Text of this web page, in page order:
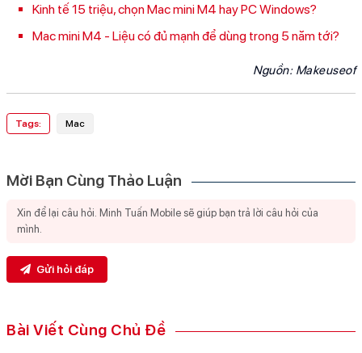
Kinh tế 15 triệu, chọn Mac mini M4 hay PC Windows?
Mac mini M4 - Liệu có đủ mạnh để dùng trong 5 năm tới?
Nguồn: Makeuseof
Tags: Mac
Mời Bạn Cùng Thảo Luận
Gửi hỏi đáp
Bài Viết Cùng Chủ Đề